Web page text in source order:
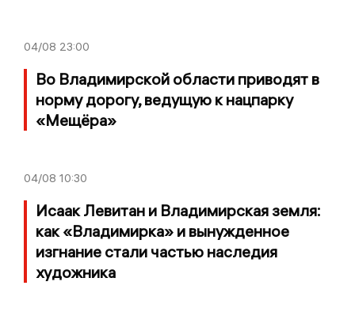
04/08 23:00
Во Владимирской области приводят в
норму дорогу, ведущую к нацпарку
«Мещёра»
04/08 10:30
Исаак Левитан и Владимирская земля:
как «Владимирка» и вынужденное
изгнание стали частью наследия
художника